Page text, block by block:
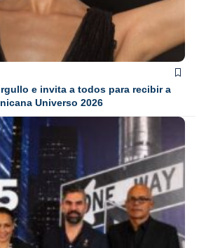
e invita a todos para recibir a
Universo 2026